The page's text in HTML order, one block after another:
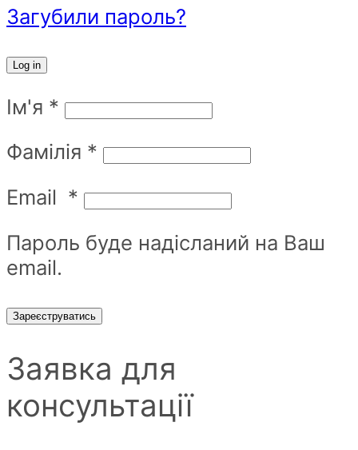
Загубили пароль?
Log in
Ім'я *
Фамілія *
Email *
Пароль буде надісланий на Ваш
email.
Зареєструватись
Заявка для
консультації